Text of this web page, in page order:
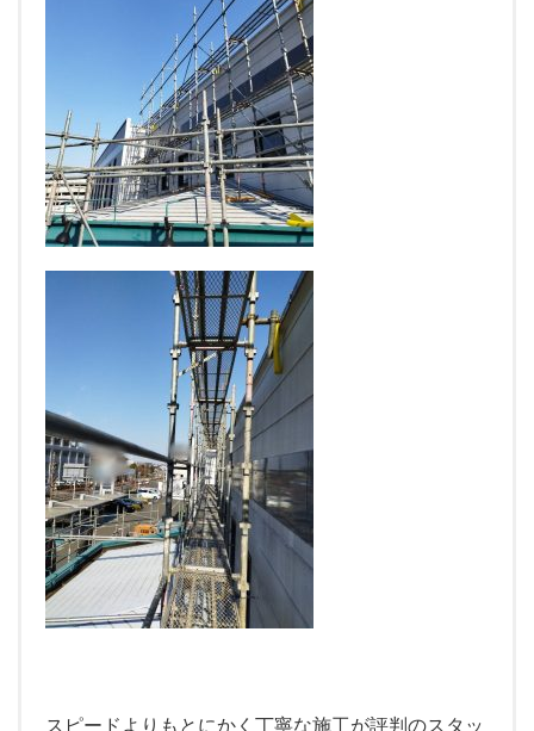
スピードよりもとにかく丁寧な施工が評判のスタッ